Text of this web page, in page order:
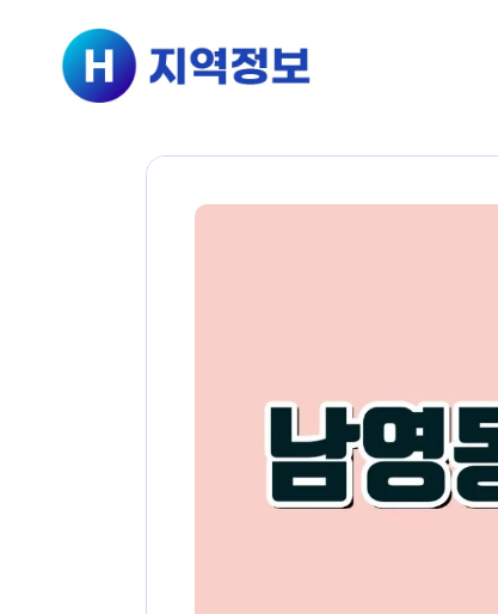
건너뛰기